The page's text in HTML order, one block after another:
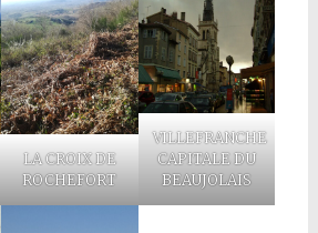
LA CROIX DE
ROCHEFORT
VILLEFRANCHE
CAPITALE DU
BEAUJOLAIS